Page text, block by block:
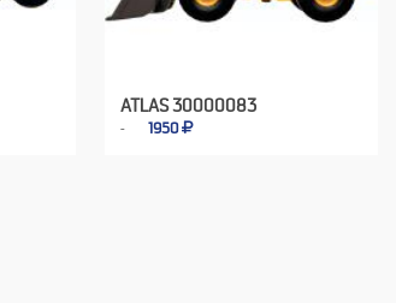
ATLAS 30000083
1950